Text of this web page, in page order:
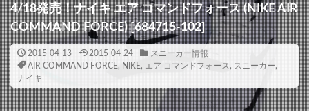
4/18発売！ナイキ エア コマンドフォース (NIKE AIR
COMMAND FORCE) [684715-102]
2015-04-13 2015-04-24
スニーカー情報
AIR COMMAND FORCE, NIKE, エア コマンドフォース, スニーカー,
ナイキ